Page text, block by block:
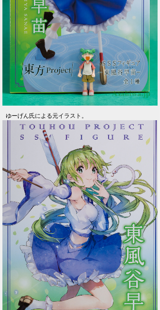
ゆーげん氏による元イラスト。